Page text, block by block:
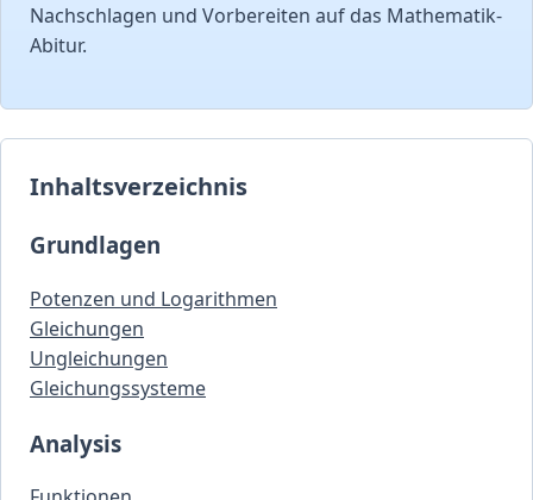
Nachschlagen und Vorbereiten auf das Mathematik-
Abitur.
Inhaltsverzeichnis
Grundlagen
Potenzen und Logarithmen
Gleichungen
Ungleichungen
Gleichungssysteme
Analysis